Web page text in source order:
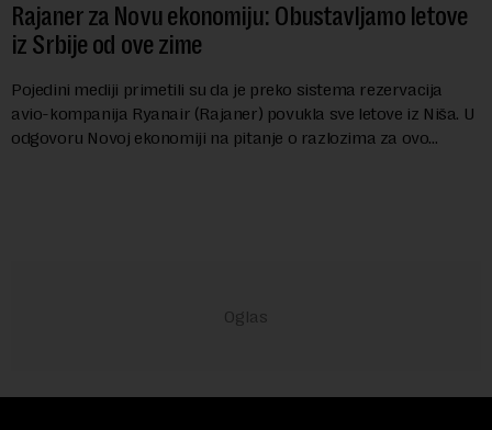
Rajaner za Novu ekonomiju: Obustavljamo letove
iz Srbije od ove zime
Pojedini mediji primetili su da je preko sistema rezervacija
avio-kompanija Ryanair (Rajaner) povukla sve letove iz Niša. U
odgovoru Novoj ekonomiji na pitanje o razlozima za ovo